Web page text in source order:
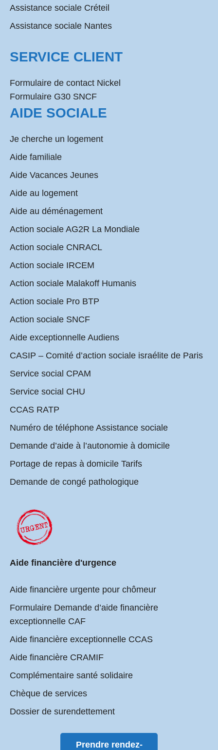
Assistance sociale Créteil
Assistance sociale Nantes
SERVICE CLIENT
Formulaire de contact Nickel
Formulaire G30 SNCF
AIDE SOCIALE
Je cherche un logement
Aide familiale
Aide Vacances Jeunes
Aide au logement
Aide au déménagement
Action sociale AG2R La Mondiale
Action sociale CNRACL
Action sociale IRCEM
Action sociale Malakoff Humanis
Action sociale Pro BTP
Action sociale SNCF
Aide exceptionnelle Audiens
CASIP – Comité d’action sociale israélite de Paris
Service social CPAM
Service social CHU
CCAS RATP
Numéro de téléphone Assistance sociale
Demande d’aide à l’autonomie à domicile
Portage de repas à domicile Tarifs
Demande de congé pathologique
Aide financière d'urgence
Aide financière urgente pour chômeur
Formulaire Demande d’aide financière
exceptionnelle CAF
Aide financière exceptionnelle CCAS
Aide financière CRAMIF
Complémentaire santé solidaire
Chèque de services
Dossier de surendettement
Prendre rendez-